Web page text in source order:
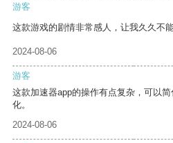
游客
这款游戏的剧情非常感人，让我久久不能
2024-08-06
游客
这款加速器app的操作有点复杂，可以
化。
2024-08-06